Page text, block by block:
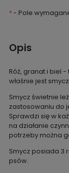
*- Pole
Opis
Róż, granat i biel
właśnie jest
Smycz świetnie
zastosowaniu do
Sprawdzi się w
na działanie
potrzeby można
Smycz posiada 3
psów.